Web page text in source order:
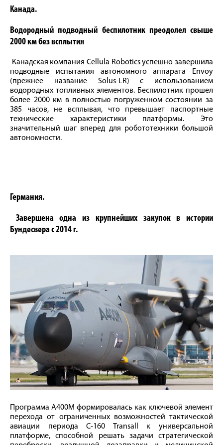
Канада.
Водородный подводный беспилотник преодолел свыше
2000 км без всплытия
Канадская компания Cellula Robotics успешно завершила
подводные испытания автономного аппарата Envoy
(прежнее название Solus-LR) с использованием
водородных топливных элементов. Беспилотник прошел
более 2000 км в полностью погруженном состоянии за
385 часов, не всплывая, что превышает паспортные
технические характеристики платформы. Это
значительный шаг вперед для робототехники большой
автономности.
Германия.
Завершена одна из крупнейших закупок в истории
Бундесвера с 2014 г.
Программа A400M формировалась как ключевой элемент
перехода от ограниченных возможностей тактической
авиации периода C-160 Transall к универсальной
платформе, способной решать задачи стратегической